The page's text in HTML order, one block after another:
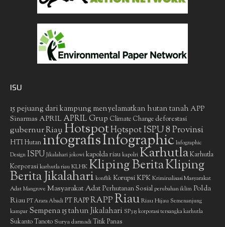
ISU
15 pejuang dari kampung menyelamatkan hutan tanah APP
Sinarmas APRIL APRIL Grup Climate Change deforestasi
gubernur RiauHotspotHotspot ISPU 8 Provinsi
HTIHutan infografisInfographic Infographic
Design ISPU Jikalahari jokowi kapolda riau kapolri KarhutlaKarhutla
Korporasikarhutla riauKLHKKliping BeritaKliping
Berita Jikalahari konflik Korupsi KPKKriminalisasi Masyarakat
Adat Mangrove Masyarakat AdatPerhutanan Sosial perubahan iklim Polda
Riau PT Arara Abadi PT RAPPRAPPRiauRiau Hijau Semenanjung
kampar Sempena 15 tahun Jikalahari SP3 15 korporasi tersangka karhutla
Sukanto Tanoto Surya darmadiTitik Panas